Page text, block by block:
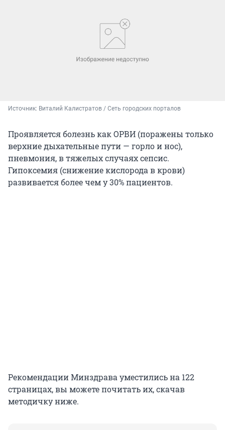
Источник: Виталий Калистратов / Сеть городских порталов
Проявляется болезнь как ОРВИ (поражены только
верхние дыхательные пути — горло и нос),
пневмония, в тяжелых случаях сепсис.
Гипоксемия (снижение кислорода в крови)
развивается более чем у 30% пациентов.
Рекомендации Минздрава уместились на 122
страницах, вы можете почитать их, скачав
методичку ниже.